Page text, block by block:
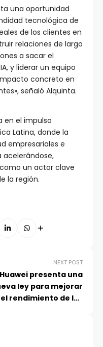
una oportunidad
tecnológica de
de los clientes en
relaciones de largo
a sacar el
y liderar un equipo
concreto en
señaló Alquinta.
en el impulso
Latina, donde la
empresariales e
un actor clave
la región.
NEXT POST
Huawei presenta una
ley para mejorar
el rendimiento de los